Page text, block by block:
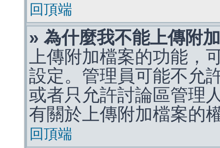
回頂端
» 為什麼我不能上傳附
上傳附加檔案的功能，
設定。管理員可能不允
或者只允許討論區管理
有關於上傳附加檔案的
回頂端